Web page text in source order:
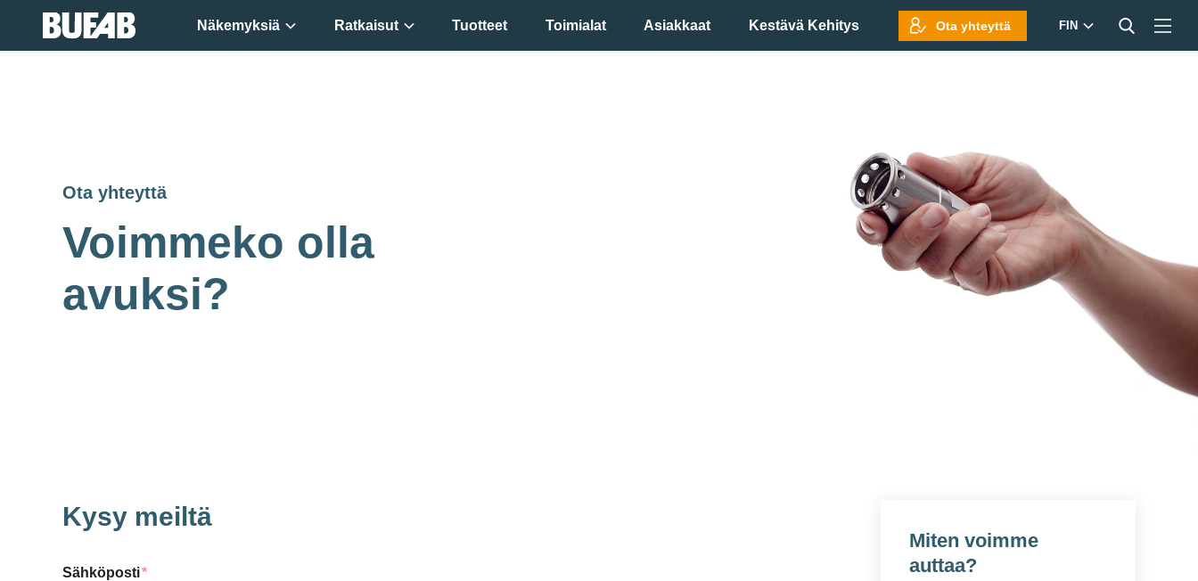
Näkemyksiä Ratkaisut Tuotteet Toimialat Asiakkaat Kestävä Kehitys Ota yhteyttä FIN
Ota yhteyttä
Voimmeko olla
avuksi?
Miten voimme
auttaa?
Kysy meiltä
Sähköposti*